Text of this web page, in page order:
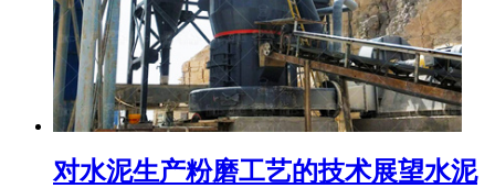
对水泥生产粉磨工艺的技术展望水泥